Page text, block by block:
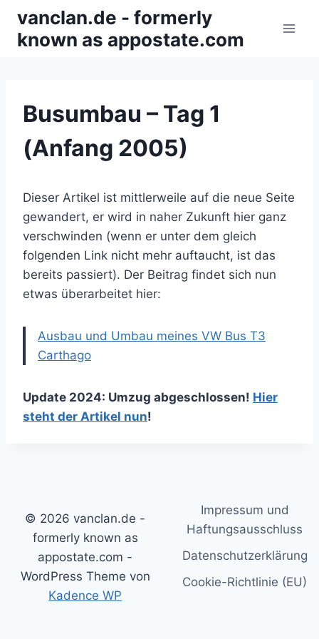
Inhalt
springen
vanclan.de - formerly
known as appostate.com
Busumbau – Tag 1
(Anfang 2005)
Dieser Artikel ist mittlerweile auf die neue Seite
gewandert, er wird in naher Zukunft hier ganz
verschwinden (wenn er unter dem gleich
folgenden Link nicht mehr auftaucht, ist das
bereits passiert). Der Beitrag findet sich nun
etwas überarbeitet hier:
Ausbau und Umbau meines VW Bus T3
Carthago
Update 2024: Umzug abgeschlossen! Hier
steht der Artikel nun!
© 2026 vanclan.de -
formerly known as
appostate.com -
WordPress Theme von
Kadence WP
Impressum und
Haftungsausschluss
Datenschutzerklärung
Cookie-Richtlinie (EU)